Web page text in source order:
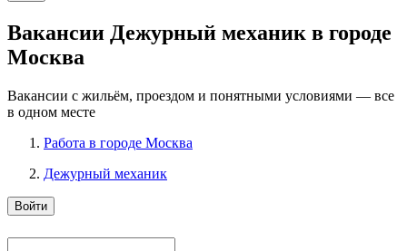
Вакансии Дежурный механик в городе
Москва
Вакансии с жильём, проездом и понятными условиями — все
в одном месте
Работа в городе Москва
Дежурный механик
Войти